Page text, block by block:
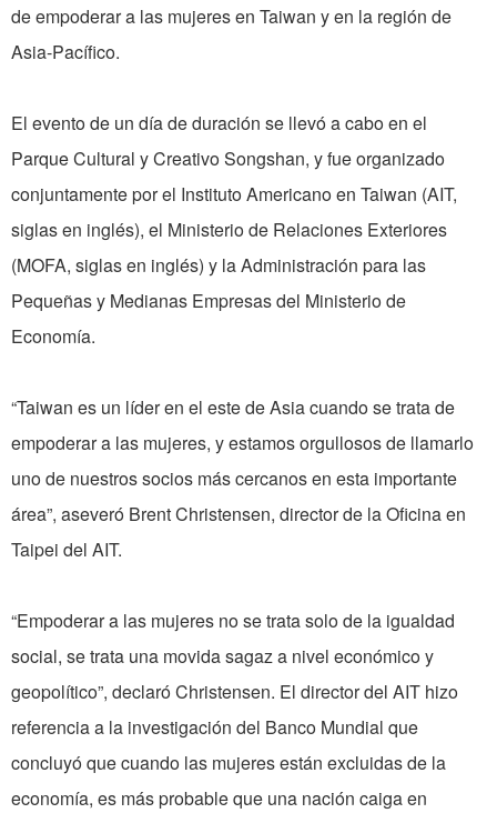
de empoderar a las mujeres en Taiwan y en la región de
Asia-Pacífico.
El evento de un día de duración se llevó a cabo en el
Parque Cultural y Creativo Songshan, y fue organizado
conjuntamente por el Instituto Americano en Taiwan (AIT,
siglas en inglés), el Ministerio de Relaciones Exteriores
(MOFA, siglas en inglés) y la Administración para las
Pequeñas y Medianas Empresas del Ministerio de
Economía.
“Taiwan es un líder en el este de Asia cuando se trata de
empoderar a las mujeres, y estamos orgullosos de llamarlo
uno de nuestros socios más cercanos en esta importante
área”, aseveró Brent Christensen, director de la Oficina en
Taipei del AIT.
“Empoderar a las mujeres no se trata solo de la igualdad
social, se trata una movida sagaz a nivel económico y
geopolítico”, declaró Christensen. El director del AIT hizo
referencia a la investigación del Banco Mundial que
concluyó que cuando las mujeres están excluidas de la
economía, es más probable que una nación caiga en